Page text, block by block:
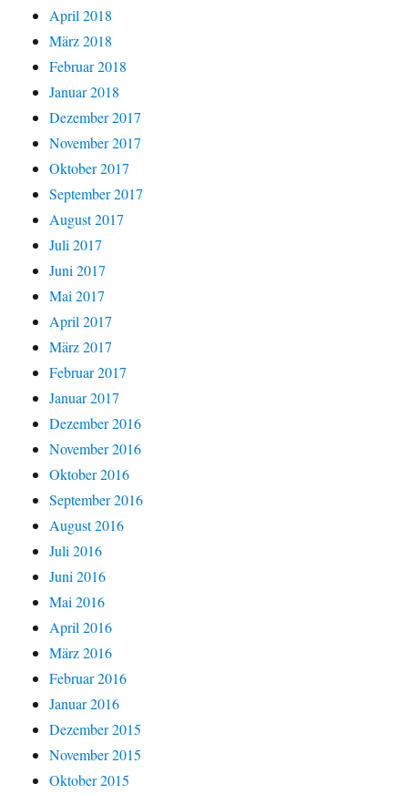
April 2018
März 2018
Februar 2018
Januar 2018
Dezember 2017
November 2017
Oktober 2017
September 2017
August 2017
Juli 2017
Juni 2017
Mai 2017
April 2017
März 2017
Februar 2017
Januar 2017
Dezember 2016
November 2016
Oktober 2016
September 2016
August 2016
Juli 2016
Juni 2016
Mai 2016
April 2016
März 2016
Februar 2016
Januar 2016
Dezember 2015
November 2015
Oktober 2015